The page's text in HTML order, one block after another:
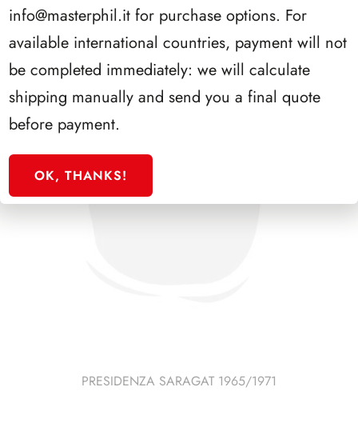
PRESIDENZA SARAGAT 1965/1971
info@masterphil.it for purchase options. For
available international countries, payment will not
be completed immediately: we will calculate
shipping manually and send you a final quote
before payment.
OK, THANKS!